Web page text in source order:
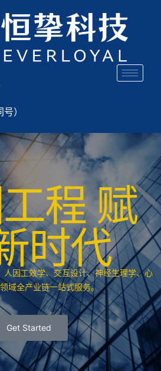
）
程 赋
时代
人因工效学、交互设计、神经生理学、心
域全产业链一站式服务。
Get Started